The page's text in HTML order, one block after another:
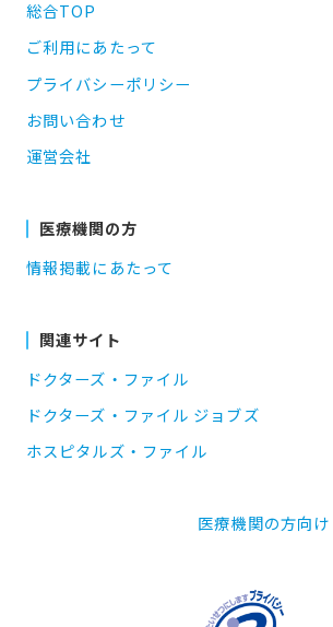
総合TOP
ご利用にあたって
プライバシーポリシー
お問い合わせ
運営会社
医療機関の方
情報掲載にあたって
関連サイト
ドクターズ・ファイル
ドクターズ・ファイル ジョブズ
ホスピタルズ・ファイル
医療機関の方向